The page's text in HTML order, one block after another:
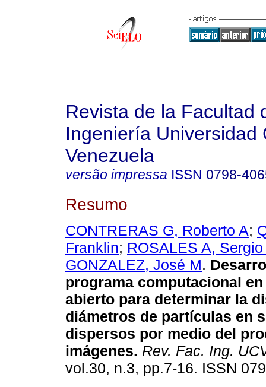
Revista de la Facultad
Ingeniería Universidad
Venezuela
versão impressa ISSN 0798-
Resumo
CONTRERAS G, Roberto A;
Franklin; ROSALES A,
GONZALEZ, José M.
programa computacional
abierto para determinar la
diámetros de partículas en
dispersos por medio del
imágenes. Rev. Fac. Ing.
vol.30, n.3, pp.7-16. ISSN